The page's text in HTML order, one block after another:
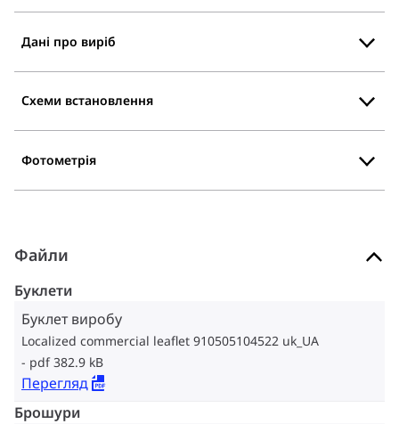
Дані про виріб
Схеми встановлення
Фотометрія
Файли
Буклети
Буклет виробу
Localized commercial leaflet 910505104522 uk_UA
pdf 382.9 kB
Перегляд
Брошури